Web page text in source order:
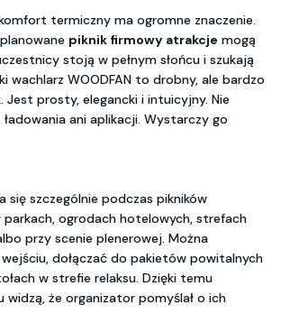
termiczny ma ogromne znaczenie.
piknik firmowy atrakcje mogą
stoją w pełnym słońcu i szukają
wachlarz WOODFAN to drobny, ale bardzo
Jest prosty, elegancki i intuicyjny. Nie
ani aplikacji. Wystarczy go
się szczególnie podczas pikników
parkach, ogrodach hotelowych, strefach
przy scenie plenerowej. Można
dołączać do pakietów powitalnych
w strefie relaksu. Dzięki temu
widzą, że organizator pomyślał o ich